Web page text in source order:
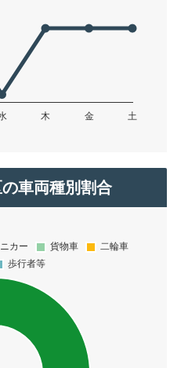
車両種別割合